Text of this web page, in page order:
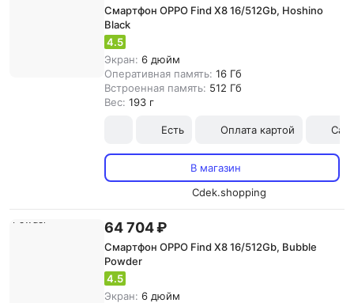
Смартфон OPPO Find X8 16/512Gb, Hoshino
Black
4.5
Экран: 6 дюйм
Оперативная память: 16 Гб
Встроенная память: 512 Гб
Вес: 193 г
Есть Оплата картой
В магазин
Cdek.shopping
64 704 ₽
Смартфон OPPO Find X8 16/512Gb, Bubble
Powder
4.5
Экран: 6 дюйм